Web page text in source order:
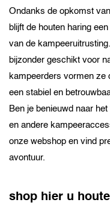
Ondanks de opkomst
blijft de houten haring
van de
bijzonder geschikt voor
kampeerders vormen ze
een stabiel en
Ben je benieuwd naar
en andere
onze webshop en vind
avontuur.
shop hier u